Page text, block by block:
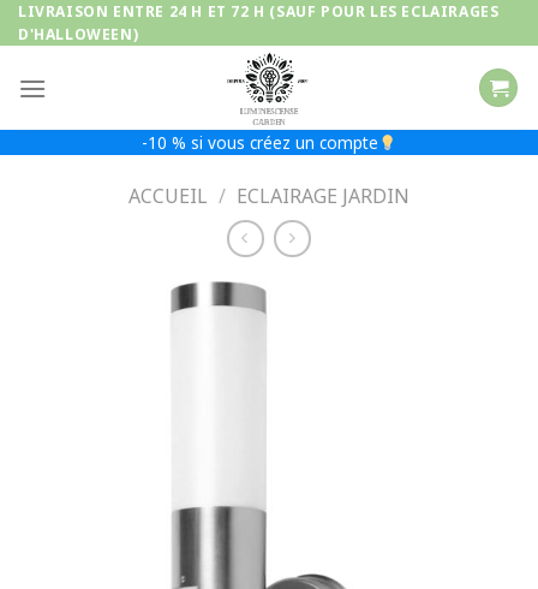
Passer
au
LIVRAISON ENTRE 24 H ET 72 H (SAUF POUR LES ECLAIRAGES
D'HALLOWEEN)
-10 % si vous créez un compte
ACCUEIL / ECLAIRAGE JARDIN